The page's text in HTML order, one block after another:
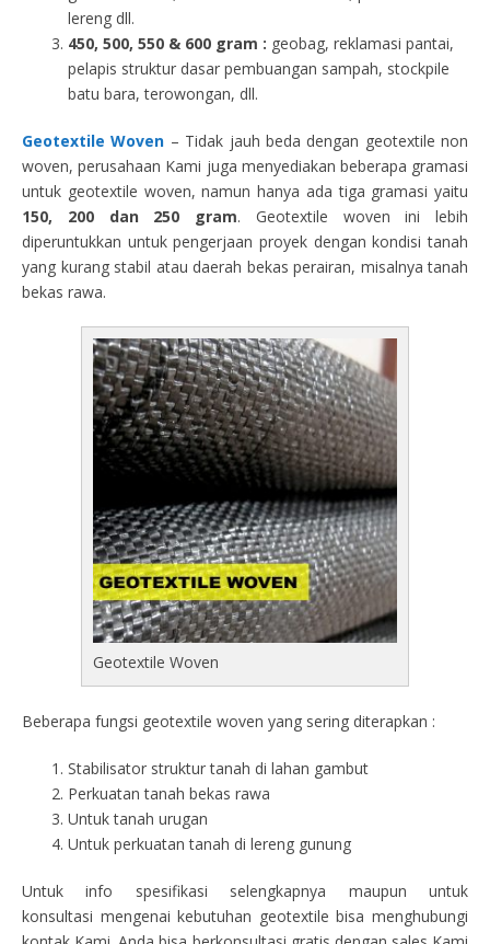
lereng dll.
450, 500, 550 & 600 gram : geobag, reklamasi pantai,
pelapis struktur dasar pembuangan sampah, stockpile
batu bara, terowongan, dll.
Geotextile Woven – Tidak jauh beda dengan geotextile non
woven, perusahaan Kami juga menyediakan beberapa gramasi
untuk geotextile woven, namun hanya ada tiga gramasi yaitu
150, 200 dan 250 gram. Geotextile woven ini lebih
diperuntukkan untuk pengerjaan proyek dengan kondisi tanah
yang kurang stabil atau daerah bekas perairan, misalnya tanah
bekas rawa.
Geotextile Woven
Beberapa fungsi geotextile woven yang sering diterapkan :
Stabilisator struktur tanah di lahan gambut
Perkuatan tanah bekas rawa
Untuk tanah urugan
Untuk perkuatan tanah di lereng gunung
Untuk info spesifikasi selengkapnya maupun untuk
konsultasi mengenai kebutuhan geotextile bisa menghubungi